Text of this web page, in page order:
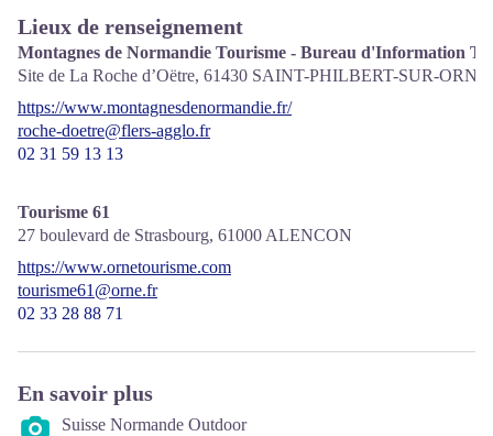
Lieux de renseignement
Montagnes de Normandie Tourisme - Bureau d'Information
Site de La Roche d’Oëtre, 61430 SAINT-PHILBERT-SUR-ORNE
https://www.montagnesdenormandie.fr/
roche-doetre@flers-agglo.fr
02 31 59 13 13
Tourisme 61
27 boulevard de Strasbourg, 61000 ALENCON
https://www.ornetourisme.com
tourisme61@orne.fr
02 33 28 88 71
En savoir plus
Suisse Normande Outdoor